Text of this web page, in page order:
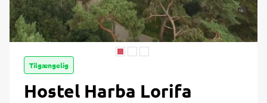
Tilgængelig
Hostel Harba Lorifa